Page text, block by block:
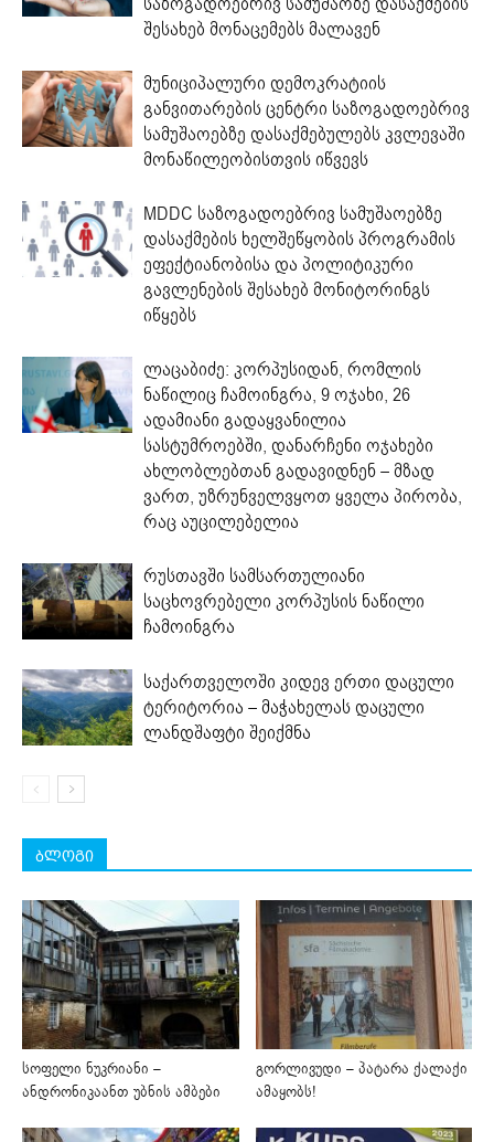
შესახებ მონაცემებს მალავენ
მუნიციპალური დემოკრატიის
განვითარების ცენტრი საზოგადოებრივ
სამუშაოებზე დასაქმებულებს კვლევაში
მონაწილეობისთვის იწვევს
MDDC საზოგადოებრივ სამუშაოებზე
დასაქმების ხელშეწყობის პროგრამის
ეფექტიანობისა და პოლიტიკური
გავლენების შესახებ მონიტორინგს
იწყებს
ლაცაბიძე: კორპუსიდან, რომლის
ნაწილიც ჩამოინგრა, 9 ოჯახი, 26
ადამიანი გადაყვანილია
სასტუმროებში, დანარჩენი ოჯახები
ახლობლებთან გადავიდნენ – მზად
ვართ, უზრუნველვყოთ ყველა პირობა,
რაც აუცილებელია
რუსთავში სამსართულიანი
საცხოვრებელი კორპუსის ნაწილი
ჩამოინგრა
საქართველოში კიდევ ერთი დაცული
ტერიტორია – მაჭახელას დაცული
ლანდშაფტი შეიქმნა
ბლოგი
სოფელი ნუკრიანი –
ანდრონიკაანთ უბნის ამბები
გორლივუდი – პატარა ქალაქი
ამაყობს!